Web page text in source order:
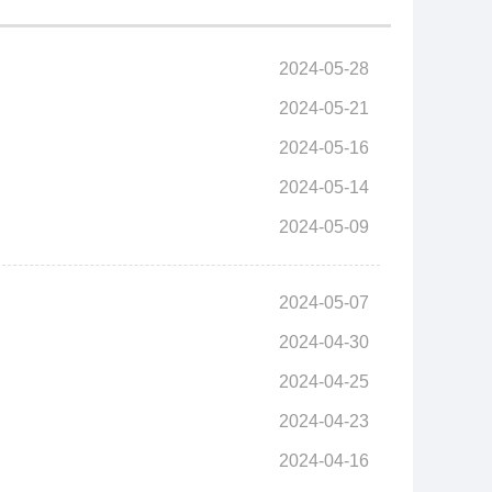
2024-05-28
2024-05-21
2024-05-16
2024-05-14
2024-05-09
2024-05-07
2024-04-30
2024-04-25
2024-04-23
2024-04-16